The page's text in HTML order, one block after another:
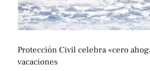
Protección Civil celebra «cero
vacaciones